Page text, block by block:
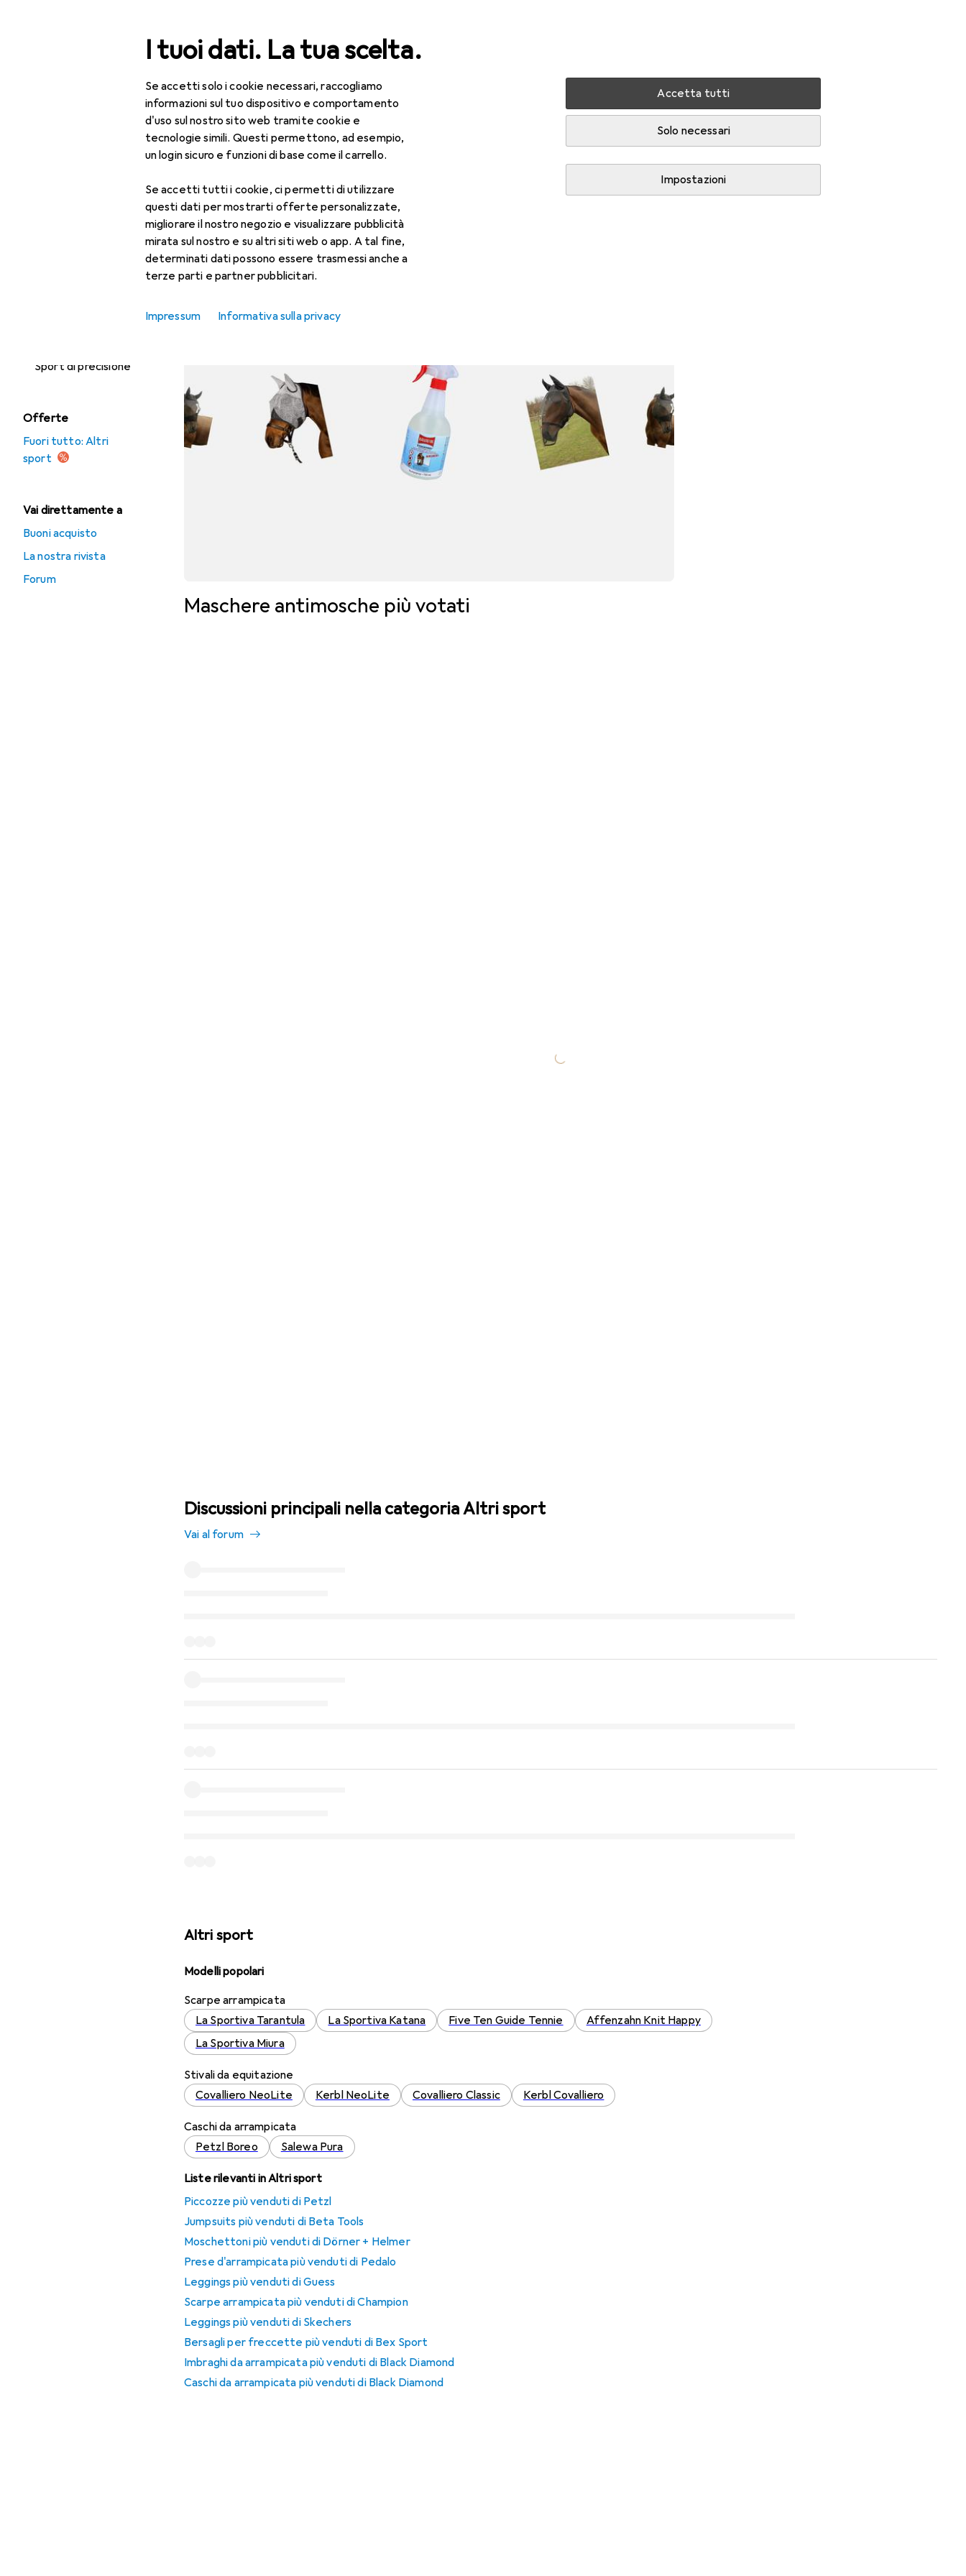
I tuoi dati. La tua scelta.
Se accetti solo i cookie necessari, raccogliamo
informazioni sul tuo dispositivo e comportamento
d'uso sul nostro sito web tramite cookie e
tecnologie simili. Questi permettono, ad esempio,
un login sicuro e funzioni di base come il carrello.
Se accetti tutti i cookie, ci permetti di utilizzare
questi dati per mostrarti offerte personalizzate,
migliorare il nostro negozio e visualizzare pubblicità
mirata sul nostro e su altri siti web o app. A tal fine,
determinati dati possono essere trasmessi anche a
terze parti e partner pubblicitari.
Accetta tutti
Solo necessari
Impostazioni
Impressum Informativa sulla privacy
Cerca
Sport di precisione
Offerte
Fuori tutto: Altri
sport
Vai direttamente a
Buoni acquisto
La nostra rivista
Forum
Tutte le categorie Sport Altri sport
Altri sport
ScopriForum
Prodotti più venduti
Maschere antimosche più votati
Discussioni principali nella categoria Altri sport
Vai al forum
Altri sport
Modelli popolari
Scarpe arrampicata
La Sportiva Tarantula
La Sportiva Katana Five Ten Guide Tennie
Affenzahn Knit Happy
La Sportiva Miura
Stivali da equitazione
Covalliero NeoLite
Kerbl NeoLite Covalliero Classic Kerbl Covalliero
Caschi da arrampicata
Petzl Boreo
Salewa Pura
Liste rilevanti in Altri sport
Piccozze più venduti di Petzl
Jumpsuits più venduti di Beta Tools
Moschettoni più venduti di Dörner + Helmer
Prese d'arrampicata più venduti di Pedalo
Leggings più venduti di Guess
Scarpe arrampicata più venduti di Champion
Leggings più venduti di Skechers
Bersagli per freccette più venduti di Bex Sport
Imbraghi da arrampicata più venduti di Black Diamond
Caschi da arrampicata più venduti di Black Diamond